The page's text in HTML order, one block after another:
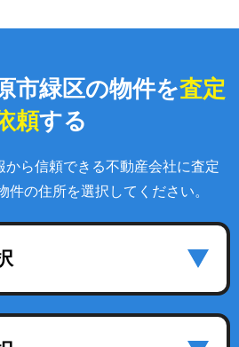
市緑区の物件を査定
頼する
から信頼できる不動産会社に査定
件の住所を選択してください。